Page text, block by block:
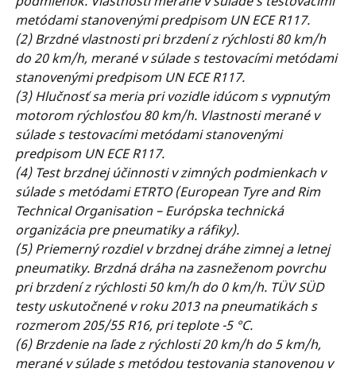
metódami stanovenými predpisom UN ECE R117.
(2) Brzdné vlastnosti pri brzdení z rýchlosti 80 km/h
do 20 km/h, merané v súlade s testovacími metódami
stanovenými predpisom UN ECE R117.
(3) Hlučnosť sa meria pri vozidle idúcom s vypnutým
motorom rýchlosťou 80 km/h. Vlastnosti merané v
súlade s testovacími metódami stanovenými
predpisom UN ECE R117.
(4) Test brzdnej účinnosti v zimných podmienkach v
súlade s metódami ETRTO (European Tyre and Rim
Technical Organisation – Európska technická
organizácia pre pneumatiky a ráfiky).
(5) Priemerný rozdiel v brzdnej dráhe zimnej a letnej
pneumatiky. Brzdná dráha na zasneženom povrchu
pri brzdení z rýchlosti 50 km/h do 0 km/h. TÜV SÜD
testy uskutočnené v roku 2013 na pneumatikách s
rozmerom 205/55 R16, pri teplote -5 °C.
(6) Brzdenie na ľade z rýchlosti 20 km/h do 5 km/h,
merané v súlade s metódou testovania stanovenou v